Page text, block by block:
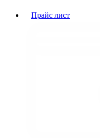
Прайс лист